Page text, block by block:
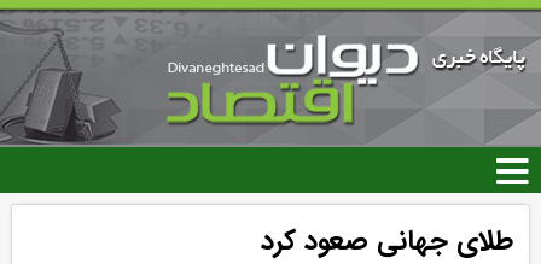
رفتن
محتوای
اصلی
طلای جهانی صعود کرد